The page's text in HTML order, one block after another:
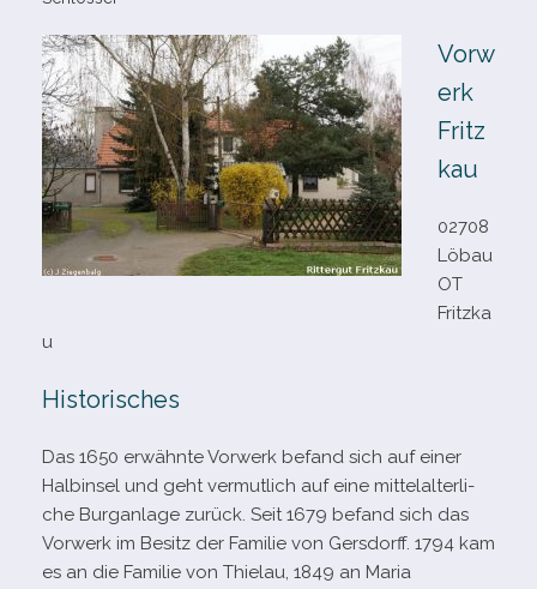
Vorw
erk
Fritz
kau
02708
Löbau
OT
Fritzka
u
Historisches
Das 1650 erwähnte Vorwerk befand sich auf einer
Halbinsel und geht ver­mut­lich auf eine mit­tel­al­ter­li­
che Burganlage zurück. Seit 1679 befand sich das
Vorwerk im Besitz der Familie von Gersdorff. 1794 kam
es an die Familie von Thielau, 1849 an Maria